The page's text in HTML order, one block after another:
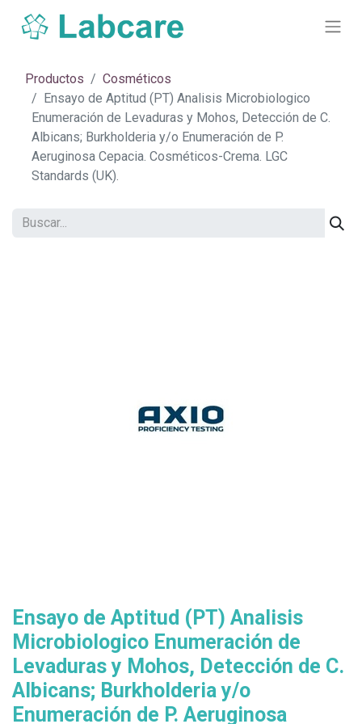
Productos
Cosméticos
Ensayo de Aptitud (PT) Analisis Microbiologico
Enumeración de Levaduras y Mohos, Detección de C.
Albicans; Burkholderia y/o Enumeración de P.
Aeruginosa Cepacia. Cosméticos-Crema. LGC
Standards (UK).
Ensayo de Aptitud (PT) Analisis
Microbiologico Enumeración de
Levaduras y Mohos, Detección de C.
Albicans; Burkholderia y/o
Enumeración de P. Aeruginosa